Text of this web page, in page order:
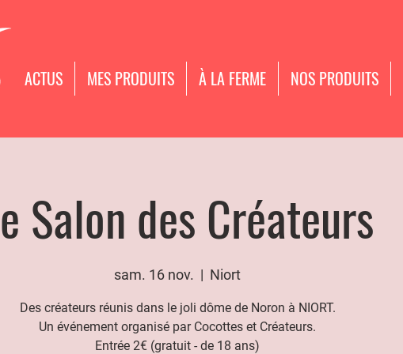
ACTUS MES PRODUITS À LA FERME NOS PRODUITS
Salon des Créateurs
sam. 16 nov.
  |
Niort
Des créateurs réunis dans le joli dôme de Noron à NIORT.
Un événement organisé par Cocottes et Créateurs.
Entrée 2€ (gratuit - de 18 ans)